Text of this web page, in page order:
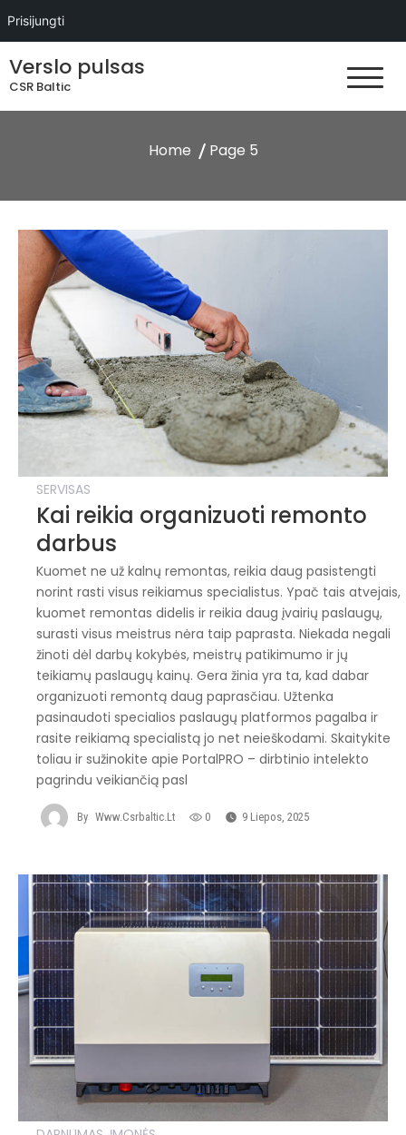
Prisijungti
toVerslo pulsas
CSR Baltic
Home Page 5
SERVISAS
Kai reikia organizuoti remonto
darbus
Kuomet ne už kalnų remontas, reikia daug pasistengti
norint rasti visus reikiamus specialistus. Ypač tais atvejais,
kuomet remontas didelis ir reikia daug įvairių paslaugų,
surasti visus meistrus nėra taip paprasta. Niekada negali
žinoti dėl darbų kokybės, meistrų patikimumo ir jų
teikiamų paslaugų kainų. Gera žinia yra ta, kad dabar
organizuoti remontą daug paprasčiau. Užtenka
pasinaudoti specialios paslaugų platformos pagalba ir
rasite reikiamą specialistą jo net neieškodami. Skaitykite
toliau ir sužinokite apie PortalPRO – dirbtinio intelekto
pagrindu veikiančią pasl
By Www.csrbaltic.lt 0 9 Liepos, 2025